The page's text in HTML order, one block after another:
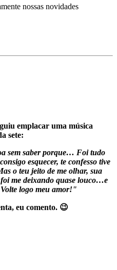
nossas novidades
emplacar uma música
sete:
sem saber porque… Foi tudo
esquecer, te confesso tive
o teu jeito de me olhar, sua
me deixando quase louco…e
logo meu amor!"
eu comento. 😉